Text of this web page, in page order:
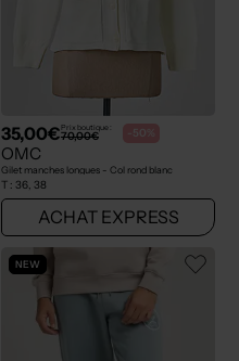
35,00€Prix boutique :
70,00€ -50%
OMC
Gilet manches longues - Col rond blanc
T : 36, 38
ACHAT EXPRESS
NEW